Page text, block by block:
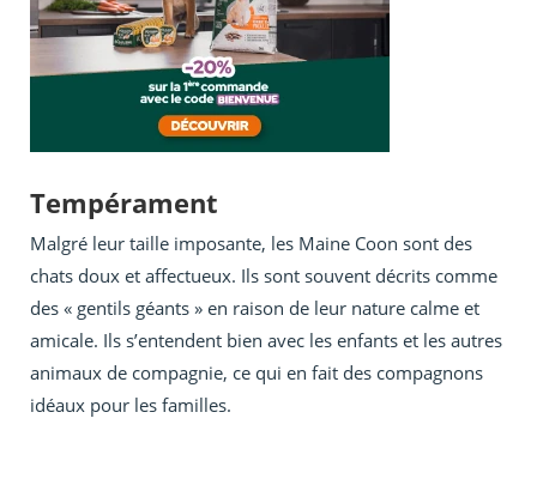
Tempérament
Malgré leur taille imposante, les Maine Coon sont des
chats doux et affectueux. Ils sont souvent décrits comme
des « gentils géants » en raison de leur nature calme et
amicale. Ils s’entendent bien avec les enfants et les autres
animaux de compagnie, ce qui en fait des compagnons
idéaux pour les familles.